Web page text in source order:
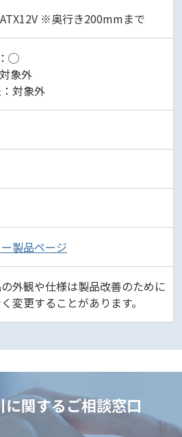
※奥行き200mmまで
◯
象外
対象外
製品ページ
外観や仕様は製品改善のために
変更することがあります。
に関するご相談窓口